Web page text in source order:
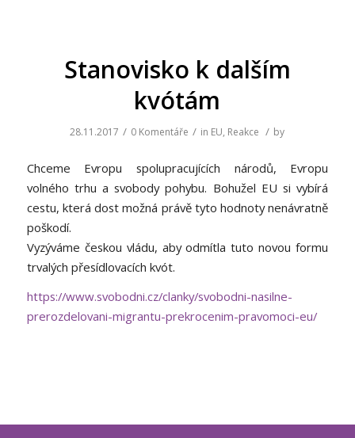
Stanovisko k dalším
kvótám
28.11.2017 / 0 Komentáře / in EU, Reakce / by
Chceme Evropu spolupracujících národů, Evropu
volného trhu a svobody pohybu. Bohužel EU si vybírá
cestu, která dost možná právě tyto hodnoty nenávratně
poškodí.
Vyzýváme českou vládu, aby odmítla tuto novou formu
trvalých přesídlovacích kvót.
https://www.svobodni.cz/clanky/svobodni-nasilne-
prerozdelovani-migrantu-prekrocenim-pravomoci-eu/